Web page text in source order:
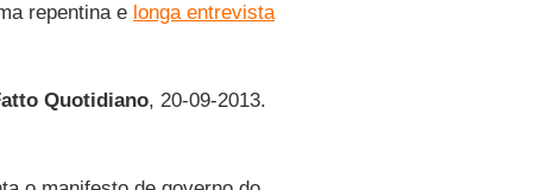
repentina e longa entrevista
Quotidiano, 20-09-2013.